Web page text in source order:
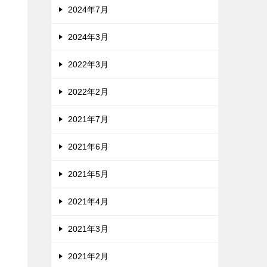
2024年7月
2024年3月
2022年3月
2022年2月
2021年7月
2021年6月
2021年5月
2021年4月
2021年3月
2021年2月